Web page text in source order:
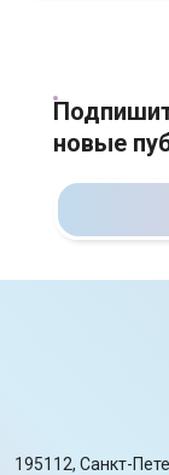
новые
195112, Санкт-